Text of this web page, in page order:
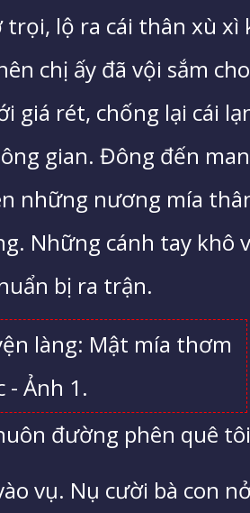
lộ ra cái thân xù xì
chị ấy đã vội sắm
giá rét, chống lại cái
gian. Đông đến
những nương mía
Những cánh tay khô
bị ra trận.
đường phên quê
vụ. Nụ cười bà con